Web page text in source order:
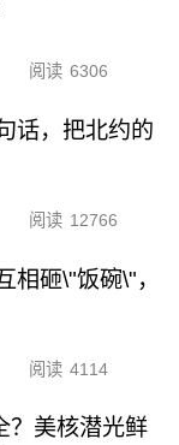
阅读 6306
话，把北约的
阅读 12766
相砸\"饭碗\"，
阅读 4114
？美核潜光鲜